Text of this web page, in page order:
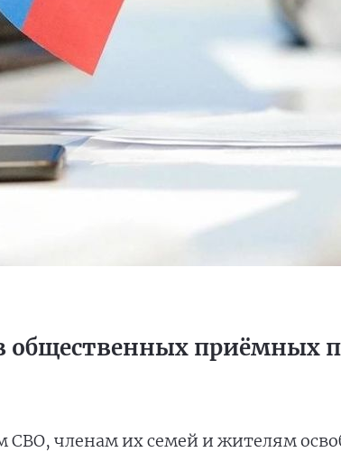
общественных приёмных
СВО, членам их семей и жителям